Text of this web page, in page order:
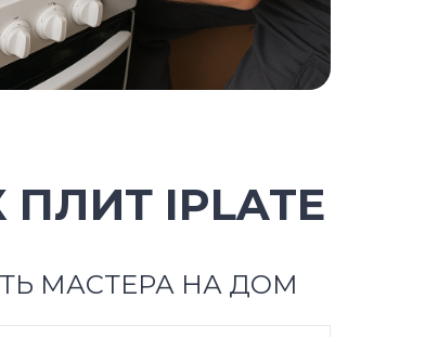
IPLATE
МАСТЕРА НА ДОМ